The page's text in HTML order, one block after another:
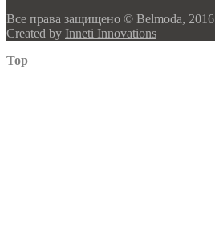
Все права защищено © Belmoda, 2016
Created by Inneti Innovations
Top